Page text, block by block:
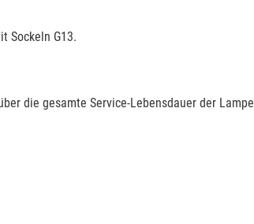
Sockeln G13.
die gesamte Service-Lebensdauer der Lampe